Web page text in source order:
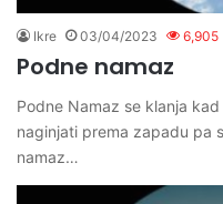
Ikre 03/04/2023 6,905
Podne namaz
Podne Namaz se klanja
naginjati prema zapadu pa
namaz…